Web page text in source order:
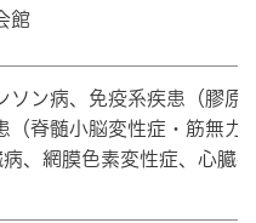
館
ソン病、免疫系疾患（膠
（脊髄小脳変性症・筋無力
、網膜色素変性症、心臓